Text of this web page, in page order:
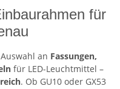
für
an Fassungen,
für LED-Leuchtmittel –
. Ob GU10 oder GX53